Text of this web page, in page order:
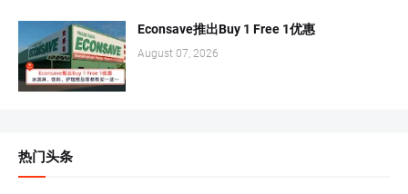
Econsave推出Buy 1 Free 1优惠
August 07, 2026
热门头条